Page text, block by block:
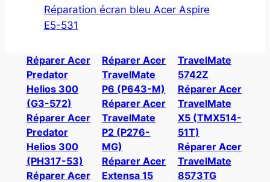
Réparation écran bleu Acer Aspire
E5-531
Réparer Acer
Predator
Helios 300
(G3-572)
Réparer Acer
Predator
Helios 300
(PH317-53)
Réparer Acer
Réparer Acer
TravelMate
P6 (P643-M)
Réparer Acer
TravelMate
P2 (P276-
MG)
Réparer Acer
Extensa 15
TravelMate
5742Z
Réparer Acer
TravelMate
X5 (TMX514-
51T)
Réparer Acer
TravelMate
8573TG